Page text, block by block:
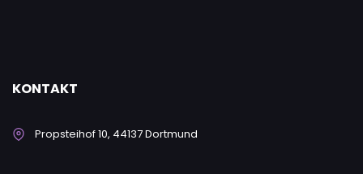
KONTAKT
Propsteihof 10, 44137 Dortmund